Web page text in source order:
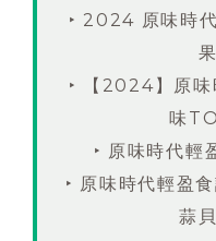
‣ 2024 原味時
‣ 【2024】原味
味
‣ 原味時代
‣ 原味時代輕盈
蒜